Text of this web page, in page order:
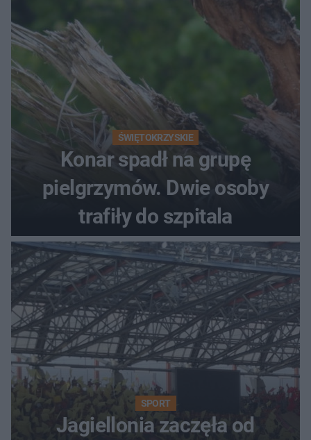
ŚWIĘTOKRZYSKIE
Konar spadł na grupę
pielgrzymów. Dwie osoby
trafiły do szpitala
SPORT
Jagiellonia zaczęła od